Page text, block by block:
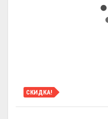
СКИДКА!